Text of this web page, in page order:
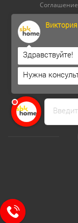
8
Виктория
Здравствуйте!
Нужна